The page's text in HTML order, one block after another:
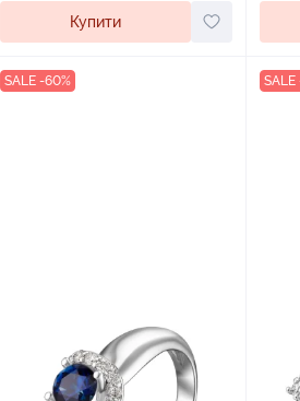
Купити
SALE -60% SALE